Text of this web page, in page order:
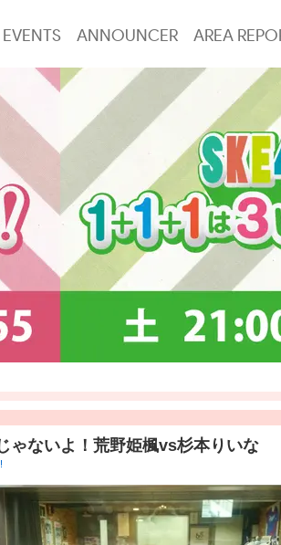
EVENTS ANNOUNCER AREA
ゃないよ！荒野姫楓vs杉本りいな